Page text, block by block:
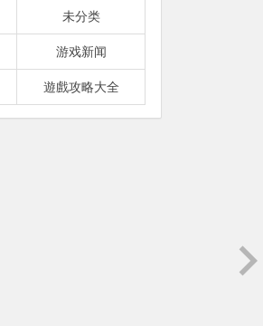
未分类
游戏新闻
遊戲攻略大全